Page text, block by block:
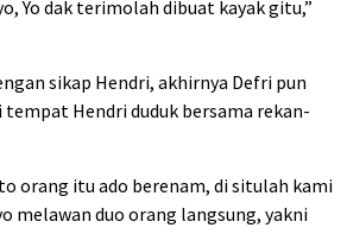
Yo dak terimolah dibuat kayak gitu,”
sikap Hendri, akhirnya Defri pun
Hendri duduk bersama rekan-
orang itu ado berenam, di situlah kami
melawan duo orang langsung, yakni